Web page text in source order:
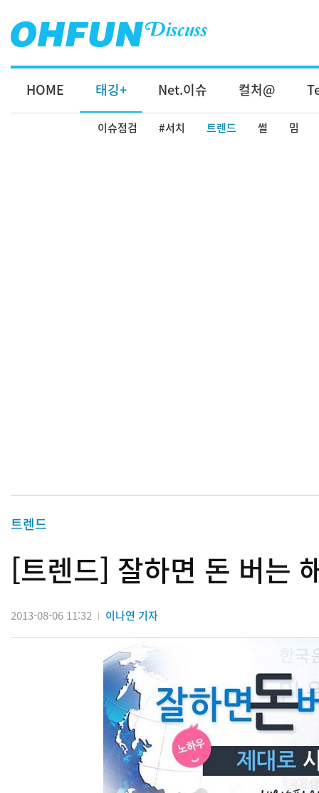
HOME 태깅+
이슈점검 #서치 트렌드 썰 밈
Net.이슈 컬처@
트렌드
[트렌드] 잘하면 돈 버는
2013-08-06 11:32 | 이나연 기자